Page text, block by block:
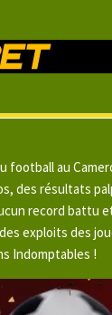
football au
des résultats
record battu
exploits des
Indomptables !